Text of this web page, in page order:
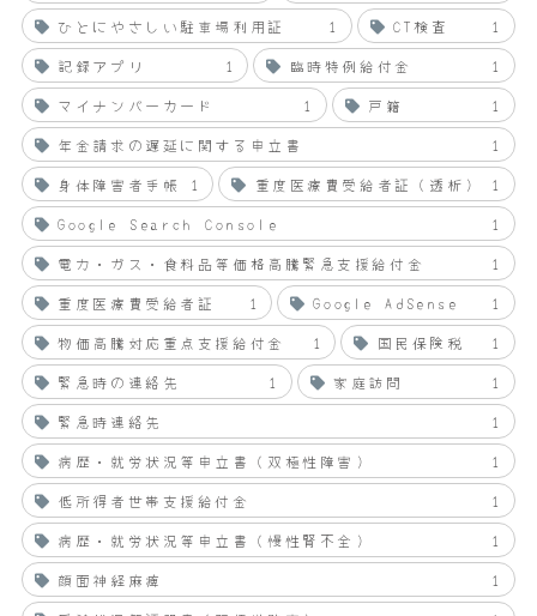
ひとにやさしい駐車場利用証
1 CT検査
1
記録アプリ
1 臨時特例給付金
1
マイナンバーカード
1 戸籍
1
年金請求の遅延に関する申立書
1
身体障害者手帳
1 重度医療費受給者証（透析）
1
Google Search Console
1
電力・ガス・食料品等価格高騰緊急支援給付金
1
重度医療費受給者証
1 Google AdSense
1
物価高騰対応重点支援給付金
1 国民保険税
1
緊急時の連絡先
1 家庭訪問
1
緊急時連絡先
1
病歴・就労状況等申立書（双極性障害）
1
低所得者世帯支援給付金
1
病歴・就労状況等申立書（慢性腎不全）
1
顔面神経麻痺
1